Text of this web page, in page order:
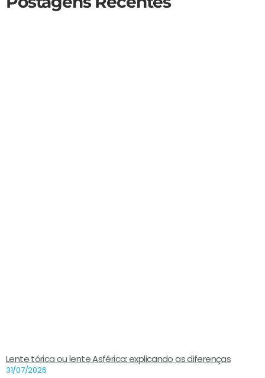
Lente tórica ou lente Asférica: explicando as diferenças
31/07/2026